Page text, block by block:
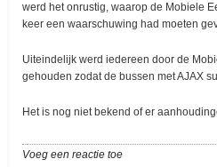
werd het onrustig, waarop de Mobiele
keer een waarschuwing had moeten
Uiteindelijk werd iedereen door de
gehouden zodat de bussen met AJAX
Het is nog niet bekend of er
Voeg een reactie toe